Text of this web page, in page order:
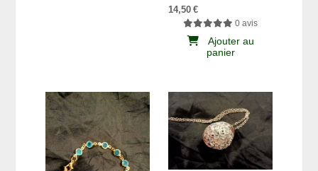
14,50 €
0 avis
Ajouter au
panier